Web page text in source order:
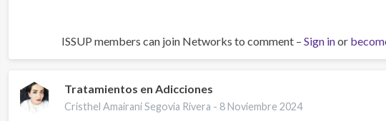
ISSUP members can join Networks to comment – Sign inor
Tratamientos en Adicciones
Cristhel Amairani Segovia Rivera - 8 Noviembre 2024